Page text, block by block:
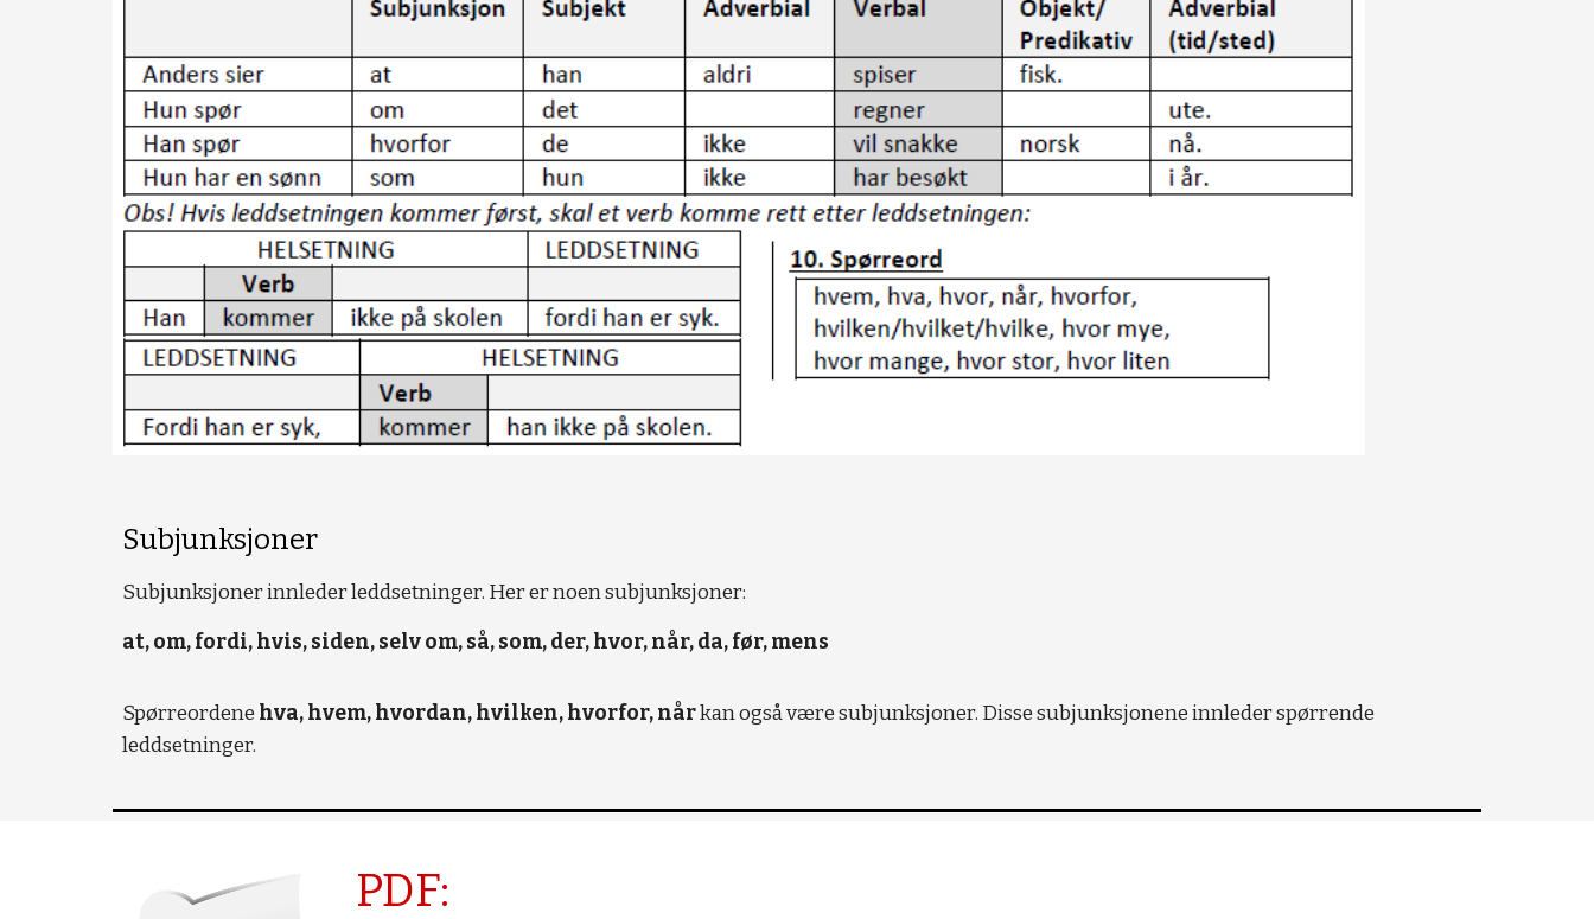
Subjunksjoner
Subjunksjoner innleder leddsetninger. Her er noen subjunksjoner:
at, om, fordi, hvis, siden, selv om, så, som, der, hvor, når, da, før, mens
Spørreordene hva, hvem, hvordan, hvilken, hvorfor, nårkan også være subjunksjoner. Disse subjunksjonene innleder spørrende
leddsetninger.
PDF: